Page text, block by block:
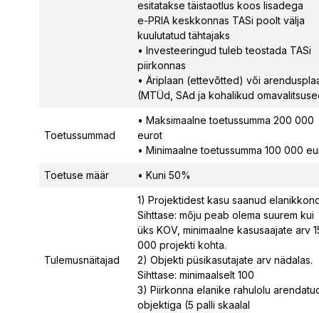
esitatakse täistaotlus koos lisadega
e-PRIA keskkonnas TASi poolt välja
kuulutatud tähtajaks
• Investeeringud tuleb teostada TASi
piirkonnas
• Äriplaan (ettevõtted) või
(MTÜd, SAd ja kohalikud
Toetussummad
• Maksimaalne toetussumma 200 000
eurot
• Minimaalne toetussumma 100 000
Toetuse määr • Kuni 50%
Tulemusnäitajad
1) Projektidest kasu saanud
Sihttase: mõju peab olema suurem kui
üks KOV, minimaalne kasusaajate arv
000 projekti kohta.
2) Objekti püsikasutajate arv nädalas.
Sihttase: minimaalselt 100
3) Piirkonna elanike rahulolu
objektiga (5 palli skaalal